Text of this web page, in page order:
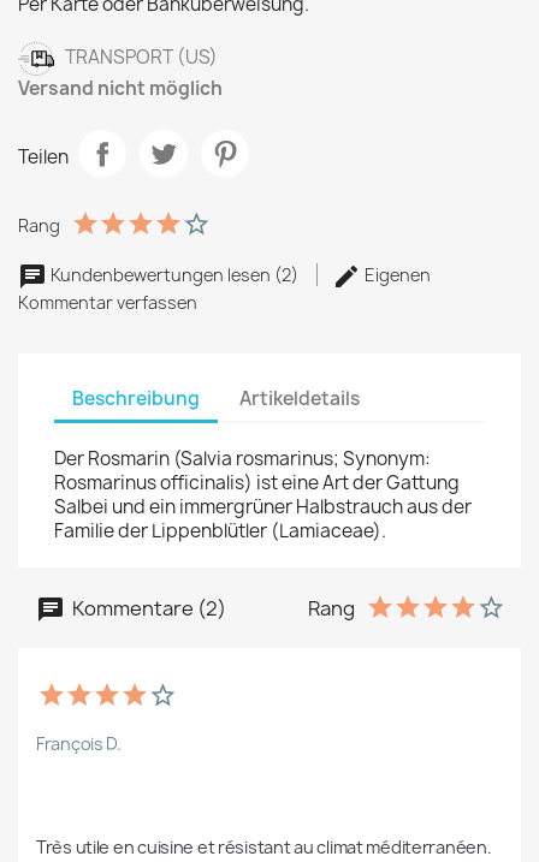
TRANSPORT (US)
Versand nicht möglich
Teilen
Rang
Kundenbewertungen lesen (2)
Eigenen
Kommentar verfassen
Beschreibung Artikeldetails
Der Rosmarin (Salvia rosmarinus; Synonym:
Rosmarinus officinalis) ist eine Art der Gattung
Salbei und ein immergrüner Halbstrauch aus der
Familie der Lippenblütler (Lamiaceae).
Kommentare (2) Rang
François D.
Très utile en cuisine et résistant au climat méditerranéen.